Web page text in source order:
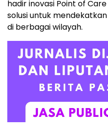
hadir inovasi Point of Care
solusi untuk
di berbagai wilayah.